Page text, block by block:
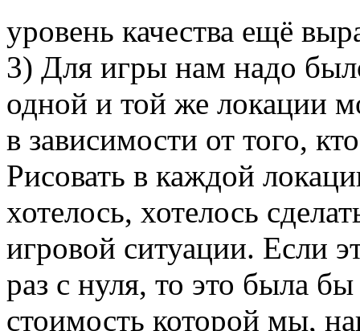
уровень качества ещё
3) Для игры нам надо
одной и той же локации
в зависимости от того,
Рисовать в каждой
хотелось, хотелось
игровой ситуации. Если
раз с нуля, то это была
стоимость которой мы,